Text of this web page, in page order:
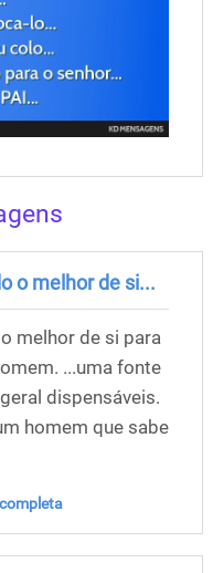
o melhor de si...
melhor de si para
...uma fonte
dispensáveis.
homem que sabe